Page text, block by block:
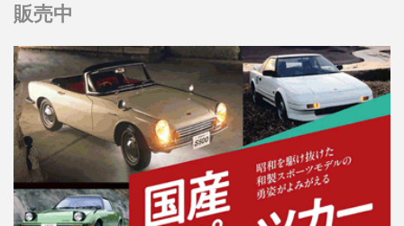
販売中